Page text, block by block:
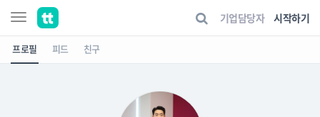
기업담당자 시작하기
프로필 피드 친구